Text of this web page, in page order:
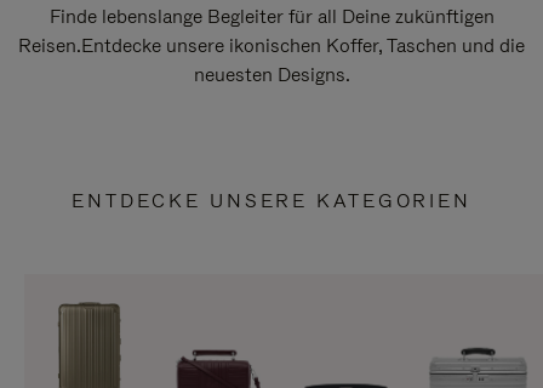
Finde lebenslange Begleiter für all Deine zukünftigen
Reisen.Entdecke unsere ikonischen Koffer, Taschen und die
neuesten Designs.
ENTDECKE UNSERE KATEGORIEN